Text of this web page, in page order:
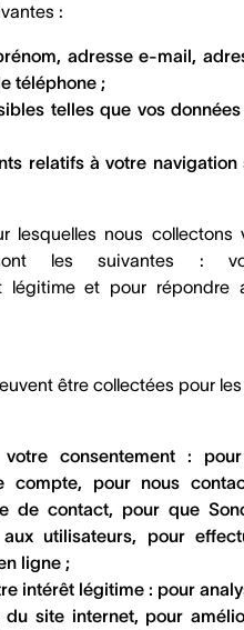
:
adresse e-mail,
téléphone ;
telles que vos
relatifs à votre navigation
lesquelles nous collectons
sont les suivantes :
légitime et pour répondre
être collectées pour les
consentement :
compte, pour nous
de contact, pour que
utilisateurs, pour
ligne ;
intérêt légitime : pour
du site internet, pour